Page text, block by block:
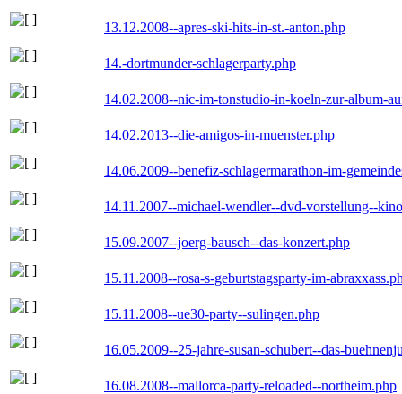
13.12.2008--apres-ski-hits-in-st.-anton.php
14.-dortmunder-schlagerparty.php
14.02.2008--nic-im-tonstudio-in-koeln-zur-album-
14.02.2013--die-amigos-in-muenster.php
14.06.2009--benefiz-schlagermarathon-im-
14.11.2007--michael-wendler--dvd-vorstellung--
15.09.2007--joerg-bausch--das-konzert.php
15.11.2008--rosa-s-geburtstagsparty-im-
15.11.2008--ue30-party--sulingen.php
16.05.2009--25-jahre-susan-schubert--das-
16.08.2008--mallorca-party-reloaded--northeim.php